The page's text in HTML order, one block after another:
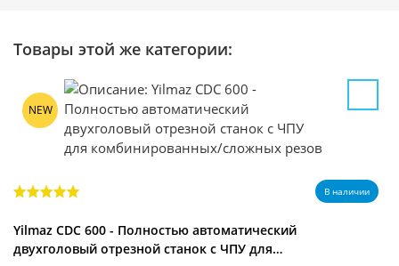
Товары этой же категории:
NEW
В наличии
Yilmaz CDC 600 - Полностью автоматический
двухголовый отрезной станок с ЧПУ для…